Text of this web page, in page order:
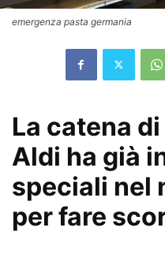
emergenza pasta germania
La catena
Aldi ha già
speciali nel
per fare